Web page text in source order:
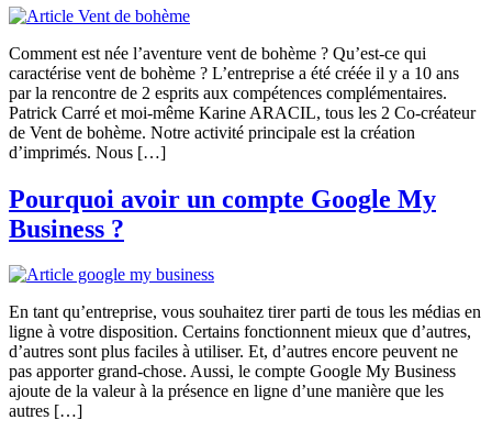
Comment est née l’aventure vent de bohème ? Qu’est-ce qui
caractérise vent de bohème ? L’entreprise a été créée il y a 10 ans
par la rencontre de 2 esprits aux compétences complémentaires.
Patrick Carré et moi-même Karine ARACIL, tous les 2 Co-créateur
de Vent de bohème. Notre activité principale est la création
d’imprimés. Nous […]
Pourquoi avoir un compte Google My
Business ?
En tant qu’entreprise, vous souhaitez tirer parti de tous les médias en
ligne à votre disposition. Certains fonctionnent mieux que d’autres,
d’autres sont plus faciles à utiliser. Et, d’autres encore peuvent ne
pas apporter grand-chose. Aussi, le compte Google My Business
ajoute de la valeur à la présence en ligne d’une manière que les
autres […]